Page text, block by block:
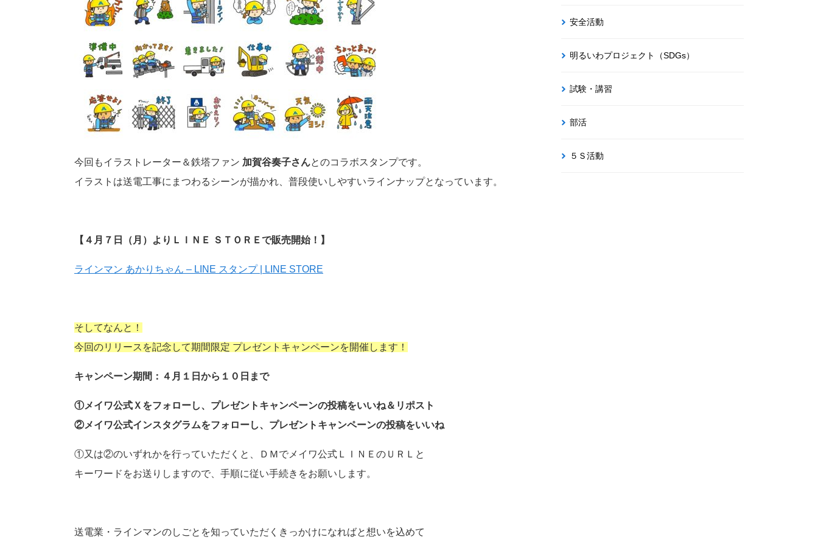
今回もイラストレーター＆鉄塔ファン 加賀谷奏子さんとのコラボスタンプです。
イラストは送電工事にまつわるシーンが描かれ、普段使いしやすいラインナップとなっています。
【４月７日（月）よりＬＩＮＥ ＳＴＯＲＥで販売開始！】
ラインマン あかりちゃん – LINE スタンプ | LINE STORE
そしてなんと！
今回のリリースを記念して期間限定 プレゼントキャンペーンを開催します！
キャンペーン期間：４月１日から１０日まで
①メイワ公式Ｘをフォローし、プレゼントキャンペーンの投稿をいいね＆リポスト
②メイワ公式インスタグラムをフォローし、プレゼントキャンペーンの投稿をいいね
①又は②のいずれかを行っていただくと、ＤＭでメイワ公式ＬＩＮＥのＵＲＬと
キーワードをお送りしますので、手順に従い手続きをお願いします。
送電業・ラインマンのしごとを知っていただくきっかけになればと想いを込めて
安全活動
明るいわプロジェクト（SDGs）
試験・講習
部活
５Ｓ活動